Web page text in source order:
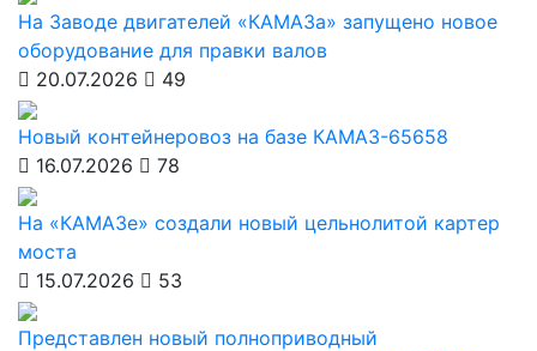
На Заводе двигателей «КАМАЗа» запущено новое
оборудование для правки валов
20.07.2026
49
Новый контейнеровоз на базе КАМАЗ-65658
16.07.2026
78
На «КАМАЗе» создали новый цельнолитой картер
моста
15.07.2026
53
Представлен новый полноприводный